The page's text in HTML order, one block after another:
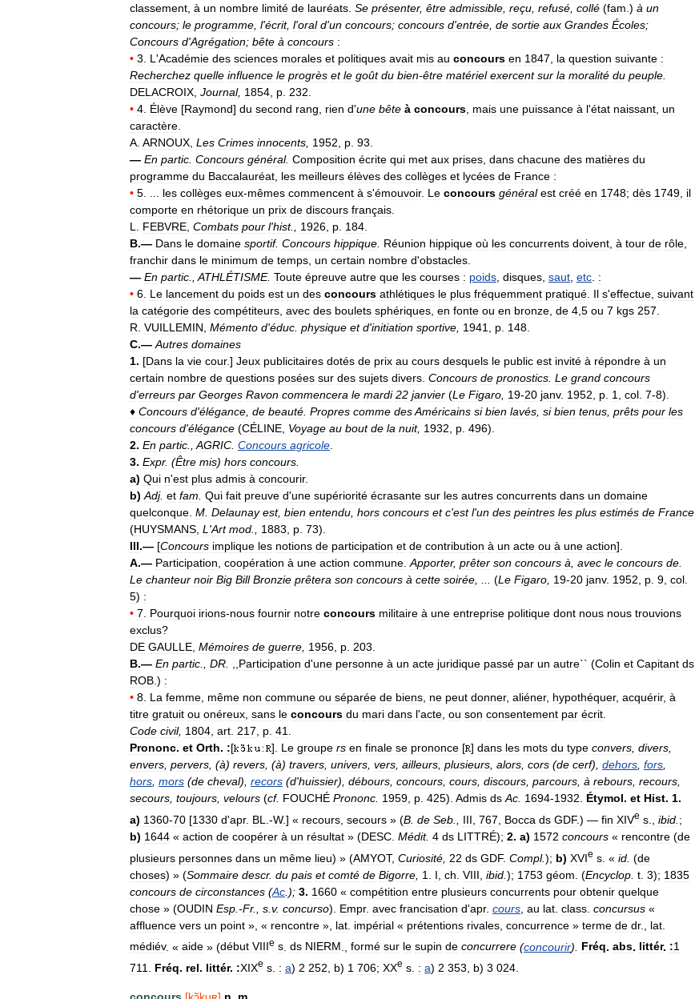
classement, à un nombre limité de lauréats. Se présenter, être admissible, reçu, refusé, collé (fam.) à un
concours; le programme, l'écrit, l'oral d'un concours; concours d'entrée, de sortie aux Grandes Écoles;
Concours d'Agrégation; bête à concours :
• 3. L'Académie des sciences morales et politiques avait mis au concours en 1847, la question suivante :
Recherchez quelle influence le progrès et le goût du bien-être matériel exercent sur la moralité du peuple.
DELACROIX, Journal, 1854, p. 232.
• 4. Élève [Raymond] du second rang, rien d'une bête à concours, mais une puissance à l'état naissant, un
caractère.
A. ARNOUX, Les Crimes innocents, 1952, p. 93.
— En partic. Concours général. Composition écrite qui met aux prises, dans chacune des matières du
programme du Baccalauréat, les meilleurs élèves des collèges et lycées de France :
• 5. ... les collèges eux-mêmes commencent à s'émouvoir. Le concours général est créé en 1748; dès 1749, il
comporte en rhétorique un prix de discours français.
L. FEBVRE, Combats pour l'hist., 1926, p. 184.
B.— Dans le domaine sportif. Concours hippique. Réunion hippique où les concurrents doivent, à tour de rôle,
franchir dans le minimum de temps, un certain nombre d'obstacles.
— En partic.,ATHLÉTISME. Toute épreuve autre que les courses : poids, disques, saut, etc. :
• 6. Le lancement du poids est un des concours athlétiques le plus fréquemment pratiqué. Il s'effectue, suivant
la catégorie des compétiteurs, avec des boulets sphériques, en fonte ou en bronze, de 4,5 ou 7 kgs 257.
R. VUILLEMIN, Mémento d'éduc. physique et d'initiation sportive, 1941, p. 148.
C.—Autres domaines
1. [Dans la vie cour.] Jeux publicitaires dotés de prix au cours desquels le public est invité à répondre à un
certain nombre de questions posées sur des sujets divers. Concours de pronostics. Le grand concours
d'erreurs par Georges Ravon commencera le mardi 22 janvier (Le Figaro, 19-20 janv. 1952, p. 1, col. 7-8).
♦ Concours d'élégance, de beauté. Propres comme desAméricains si bien lavés, si bien tenus, prêts pour les
concours d'élégance (CÉLINE, Voyage au bout de la nuit, 1932, p. 496).
2. En partic.,AGRIC. Concours agricole.
3. Expr. (Être mis) hors concours.
a) Qui n'est plus admis à concourir.
b)Adj. et fam. Qui fait preuve d'une supériorité écrasante sur les autres concurrents dans un domaine
quelconque. M. Delaunay est, bien entendu, hors concours et c'est l'un des peintres les plus estimés de France
(HUYSMANS, L'Art mod., 1883, p. 73).
III.— [Concours implique les notions de participation et de contribution à un acte ou à une action].
A.— Participation, coopération à une action commune.Apporter, prêter son concours à, avec le concours de.
Le chanteur noir Big Bill Bronzie prêtera son concours à cette soirée, ... (Le Figaro, 19-20 janv. 1952, p. 9, col.
5) :
• 7. Pourquoi irions-nous fournir notre concours militaire à une entreprise politique dont nous nous trouvions
exclus?
DE GAULLE, Mémoires de guerre, 1956, p. 203.
B.— En partic., DR. ,,Participation d'une personne à un acte juridique passé par un autre`` (Colin et Capitant ds
ROB.) :
• 8. La femme, même non commune ou séparée de biens, ne peut donner, aliéner, hypothéquer, acquérir, à
titre gratuit ou onéreux, sans le concours du mari dans l'acte, ou son consentement par écrit.
Code civil, 1804, art. 217, p. 41.
Prononc. et Orth. :[ ]. Le groupe rs en finale se prononce [ ] dans les mots du type convers, divers,
envers, pervers, (à) revers, (à) travers, univers, vers, ailleurs, plusieurs, alors, cors (de cerf), dehors, fors,
hors, mors (de cheval), recors (d'huissier), débours, concours, cours, discours, parcours, à rebours, recours,
secours, toujours, velours (cf. FOUCHÉ Prononc. 1959, p. 425). Admis ds Ac. 1694-1932. Étymol. et Hist. 1.
a) 1360-70 [1330 d'apr. BL .-W.] « recours secours » (B de Seb III 767 Bocca ds GDF.) — fin XIVe s ibid ;
b) 1644 « action de coopérer à un résultat » (DESC Médit. 4 ds LITTRÉ); 2. a) 1572 concours « rencontre (de
plusieurs personnes dans un même lieu) » (AMYOT, Curiosité 22 ds GDF. Compl.); b) XVIe s . « id (de
choses) » (Sommaire descr. du pais et comté de Bigorre 1 I ch VIII ibid ); 1753 géom . (Encyclop t 3); 1835
concours de circonstances (Ac .); 3. 1660 « compétition entre plusieurs concurrents pour obtenir quelque
chose » (OUDIN Esp .-Fr., s v. concurso). Empr. avec francisation d'apr. cours au lat class concursus «
affluence vers un point », « rencontre », lat impérial « prétentions rivales concurrence » terme de dr., lat
médiév. « aide » (début VIIIe s ds NIERM formé sur le supin de concurrere (concourir). Fréq. abs. littér. :1
711
Fréq. rel. littér. :XIXe s : a) 2 252 b) 1 706; XXe s : a) 2 353 b) 3 024